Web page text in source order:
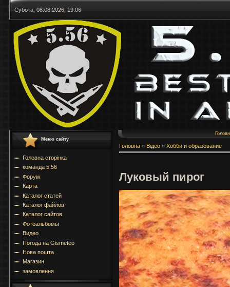
Субота, 08.08.2026, 19:06
Меню сайту
Головна сторінка
команда 5.56
Форум
Карта
Каталог статей
Каталог файлов
Каталог сайтов
Фотоальбомы
Видео
Погода на Gismeteo
Нова пошта
Магазин
замовлення
Головна » Відео » Хобби и образование
Луковый пирог